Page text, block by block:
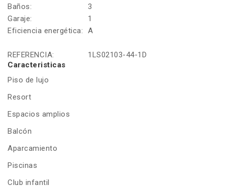
Baños:
3
Garaje:
1
Eficiencia energética:
A
REFERENCIA:
1LS02103-44-1D
Caracteristicas
Piso de lujo
Resort
Espacios amplios
Balcón
Aparcamiento
Piscinas
Club infantil